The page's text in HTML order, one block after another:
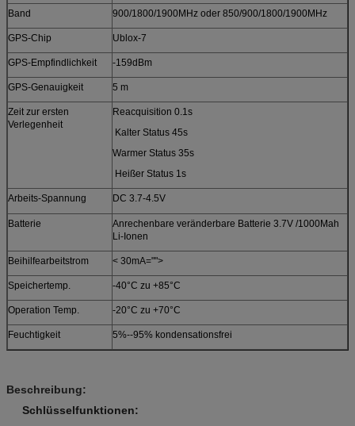
Band 900/1800/1900MHz oder 850/900/1800/1900MHz
GPS-Chip Ublox-7
GPS-Empfindlichkeit -159dBm
GPS-Genauigkeit 5 m
Zeit zur ersten
Verlegenheit
Reacquisition 0.1s
Kalter Status 45s
Warmer Status 35s
Heißer Status 1s
Arbeits-Spannung DC 3.7-4.5V
Batterie
Anrechenbare veränderbare Batterie 3.7V /1000Mah
Li-Ionen
Beihilfearbeitstrom < 30mA="">
Speichertemp. -40°C zu +85°C
Operation Temp. -20°C zu +70°C
Feuchtigkeit 5%--95% kondensationsfrei
Beschreibung:
Schlüsselfunktionen: